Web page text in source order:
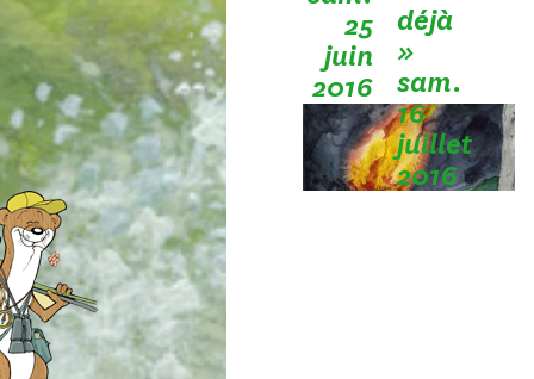
25
juin
2016
déjà
»
sam.
16
juillet
2016